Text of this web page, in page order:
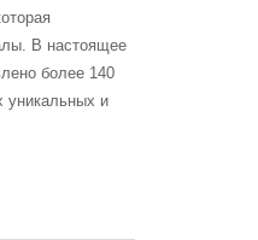
В настоящее
более 140
уникальных и